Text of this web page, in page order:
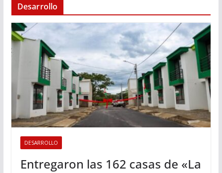
Desarrollo
DESARROLLO
Entregaron las 162 casas de «La